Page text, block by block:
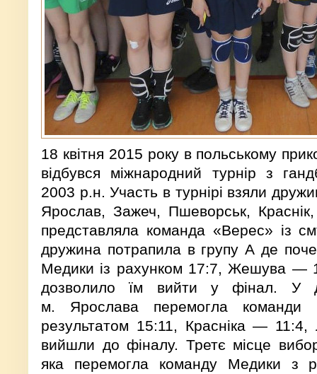
18 квітня 2015 року в польському
відбувся міжнародний турнір з
2003 р.н. Участь в турнірі взяли
Ярослав, Зажеч, Пшеворськ,
представляла команда «Верес» із
дружина потрапила в групу А де
Медики із рахунком 17:7, Жешува
дозволило їм вийти у фінал. У
м. Ярослава перемогла команди
результатом 15:11, Красніка —
вийшли до фіналу. Третє місце
яка перемогла команду Медики з